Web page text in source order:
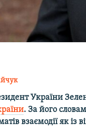
України
. За його
взаємодії як із